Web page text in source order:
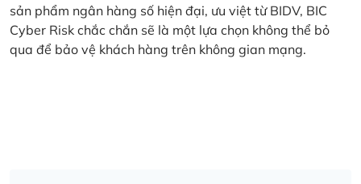
sản phẩm ngân hàng số hiện đại, ưu việt từ BIDV, BIC
Cyber Risk chắc chắn sẽ là một lựa chọn không thể bỏ
qua để bảo vệ khách hàng trên không gian mạng.